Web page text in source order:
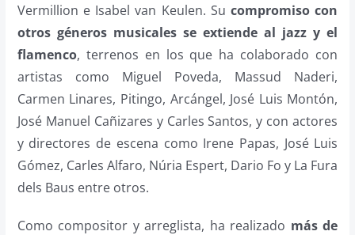
Vermillion e Isabel van Keulen. Sucompromiso con
otros géneros musicales se extiende al jazz y el
flamenco, terrenos en los que ha colaborado con
artistas como Miguel Poveda, Massud Naderi,
Carmen Linares, Pitingo, Arcángel, José Luis Montón,
José Manuel Cañizares y Carles Santos, y con actores
y directores de escena como Irene Papas, José Luis
Gómez, Carles Alfaro, Núria Espert, Dario Fo y La Fura
dels Baus entre otros.
Como compositor y arreglista, ha realizado más de